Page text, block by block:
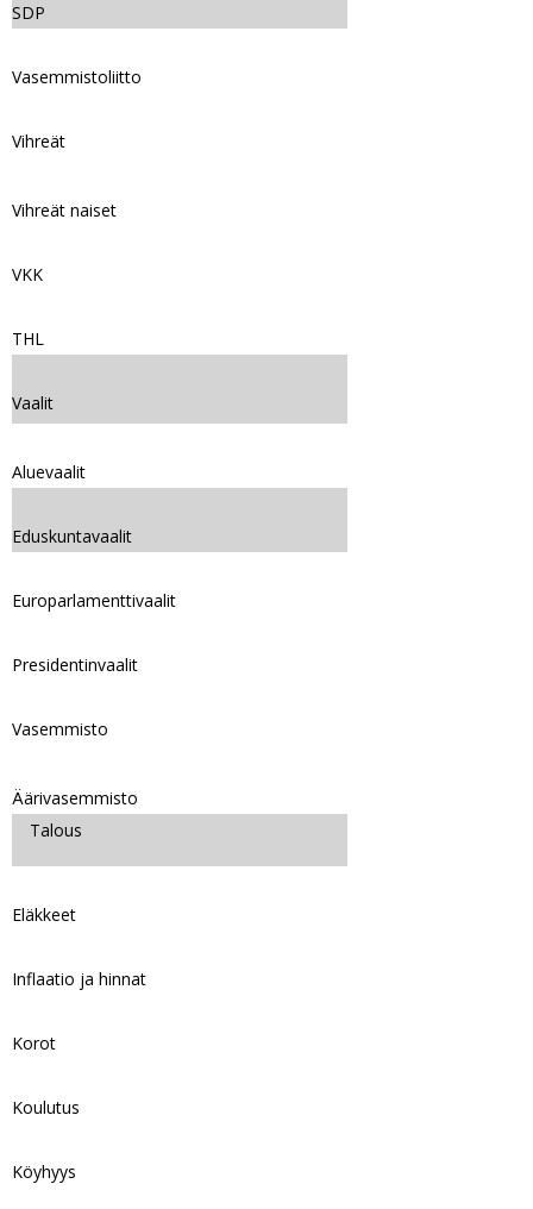
SDP
Vasemmistoliitto
Vihreät
Vihreät naiset
VKK
THL
Vaalit
Aluevaalit
Eduskuntavaalit
Europarlamenttivaalit
Presidentinvaalit
Vasemmisto
Äärivasemmisto
Talous
Eläkkeet
Inflaatio ja hinnat
Korot
Koulutus
Köyhyys